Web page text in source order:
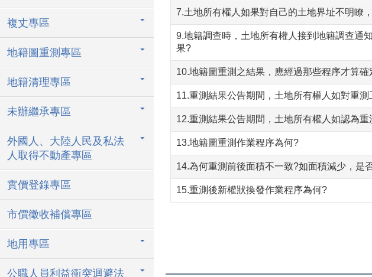
複丈專區
地籍圖重測專區
地籍清理專區
未辦繼承專區
外國人、大陸人民及私法
人取得不動產專區
實價登錄專區
市價徵收補償專區
地用專區
公職人員利益衝突迴避法
7.土地所有權人如果對自己的土地界址不明瞭
9.地籍調查時，土地所有權人接到地籍調查通
果?
10.地籍圖重測之結果，應經過那些程序才算確
11.重測結果公告期間，土地所有權人如對重
12.重測結果公告期間，土地所有權人如認為
13.地籍圖重測作業程序為何?
14.為何重測前後面積不一致?如面積減少，是
15.重測後新權狀換發作業程序為何?